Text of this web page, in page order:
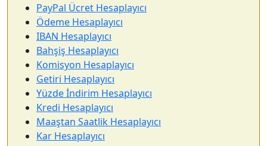
PayPal Ücret Hesaplayıcı
Ödeme Hesaplayıcı
IBAN Hesaplayıcı
Bahşiş Hesaplayıcı
Komisyon Hesaplayıcı
Getiri Hesaplayıcı
Yüzde İndirim Hesaplayıcı
Kredi Hesaplayıcı
Maaştan Saatlik Hesaplayıcı
Kar Hesaplayıcı